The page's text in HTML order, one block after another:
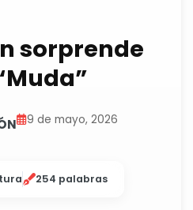
sorprende
9 de mayo, 2026
254 palabras